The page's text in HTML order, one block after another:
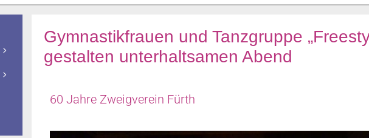
Gymnastikfrauen und Tanzgruppe
gestalten unterhaltsamen Abend
60 Jahre Zweigverein Fürth